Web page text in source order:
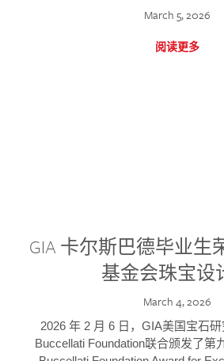
March 5, 2026
阅读更多
GIA 卡尔斯巴德毕业生
基金会珠宝设
March 4, 2026
2026 年 2 月 6 日，GIA美国宝石
Buccellati Foundation联合颁发了第